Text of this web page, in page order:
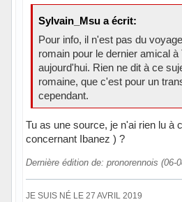
Sylvain_Msu a écrit:
Pour info, il n'est pas du
romain pour le dernier amical à
aujourd'hui. Rien ne dit à ce
romaine, que c'est pour un
cependant.
Tu as une source, je n'ai rien lu à
concernant Ibanez ) ?
Dernière édition de: pronorennois (06-
JE SUIS NÉ LE 27 AVRIL 2019